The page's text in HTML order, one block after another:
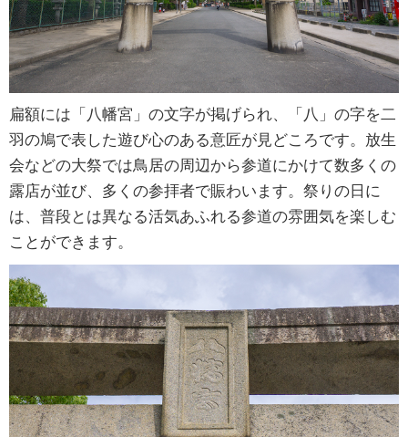
扁額には「八幡宮」の文字が掲げられ、「八」の字を二
羽の鳩で表した遊び心のある意匠が見どころです。放生
会などの大祭では鳥居の周辺から参道にかけて数多くの
露店が並び、多くの参拝者で賑わいます。祭りの日に
は、普段とは異なる活気あふれる参道の雰囲気を楽しむ
ことができます。